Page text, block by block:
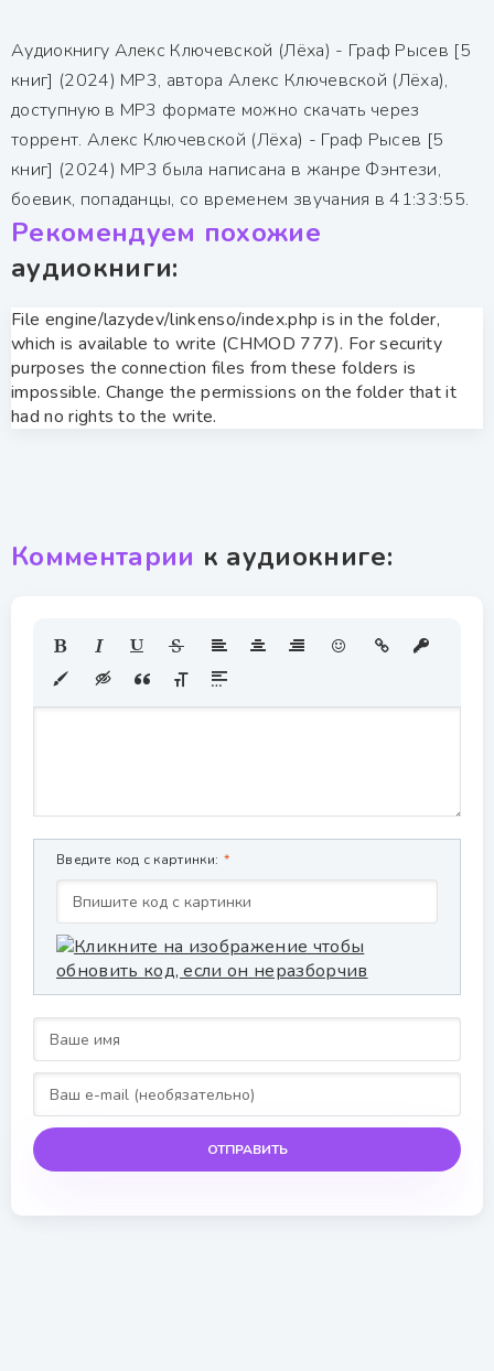
Аудиокнигу Алекс Ключевской (Лёха) - Граф Рысев [5
книг] (2024) МР3, автора Алекс Ключевской (Лёха),
доступную в MP3 формате можно скачать через
торрент. Алекс Ключевской (Лёха) - Граф Рысев [5
книг] (2024) МР3 была написана в жанре Фэнтези,
боевик, попаданцы, со временем звучания в 41:33:55.
Рекомендуем похожие
аудиокниги:
File engine/lazydev/linkenso/index.php is in the folder,
which is available to write (CHMOD 777). For security
purposes the connection files from these folders is
impossible. Change the permissions on the folder that it
had no rights to the write.
Комментарии к аудиокниге:
Введите код с картинки:
ОТПРАВИТЬ